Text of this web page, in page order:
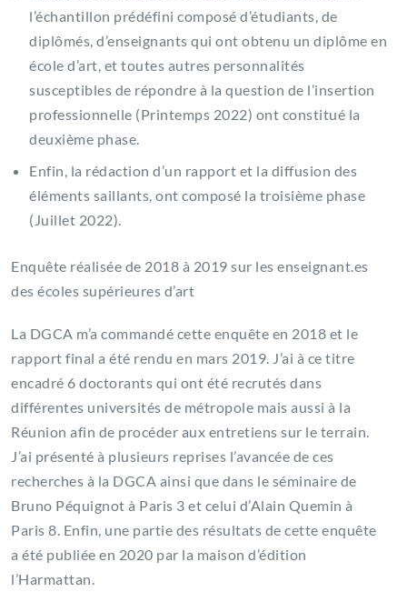
l’échantillon prédéfini composé d’étudiants, de
diplômés, d’enseignants qui ont obtenu un diplôme en
école d’art, et toutes autres personnalités
susceptibles de répondre à la question de l’insertion
professionnelle (Printemps 2022) ont constitué la
deuxième phase.
Enfin, la rédaction d’un rapport et la diffusion des
éléments saillants, ont composé la troisième phase
(Juillet 2022).
Enquête réalisée de 2018 à 2019 sur les enseignant.es
des écoles supérieures d’art
La DGCA m’a commandé cette enquête en 2018 et le
rapport final a été rendu en mars 2019. J’ai à ce titre
encadré 6 doctorants qui ont été recrutés dans
différentes universités de métropole mais aussi à la
Réunion afin de procéder aux entretiens sur le terrain.
J’ai présenté à plusieurs reprises l’avancée de ces
recherches à la DGCA ainsi que dans le séminaire de
Bruno Péquignot à Paris 3 et celui d’Alain Quemin à
Paris 8. Enfin, une partie des résultats de cette enquête
a été publiée en 2020 par la maison d’édition
l’Harmattan.